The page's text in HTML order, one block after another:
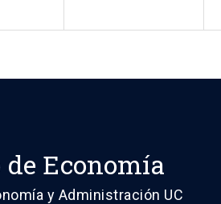
Economía
y Administración UC